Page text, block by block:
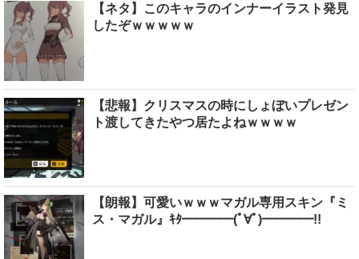
【ネタ】このキャラのインナーイラスト発見
したぞｗｗｗｗｗ
【悲報】クリスマスの時にしょぼいプレゼン
ト渡してきたやつ居たよねｗｗｗｗ
【朗報】可愛いｗｗｗマガル専用スキン『ミ
ス・マガル』ｷﾀ━━━━(ﾟ∀ﾟ)━━━━!!